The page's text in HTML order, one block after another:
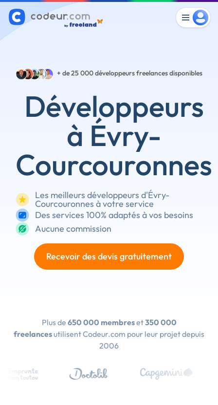
+ de 25 000développeurs freelances disponibles
Développeurs
à Évry-
Courcouronnes
Les meilleurs développeurs d'Évry-
Courcouronnes à votre service
Des services 100% adaptés à vos besoins
Aucune commission
Recevoir des devis gratuitement
Plus de 650 000 membreset350 000
freelances utilisent Codeur.com pour leur projet depuis
2006